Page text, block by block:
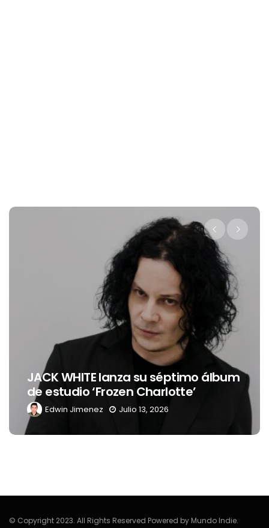
álbum
Levi’s® presenta a Belinda
nueva embajadora para
Latinoamérica
Edwin Jimenez
© Copyright 2023. All Rights Reserved Powered by Mundo Indie.